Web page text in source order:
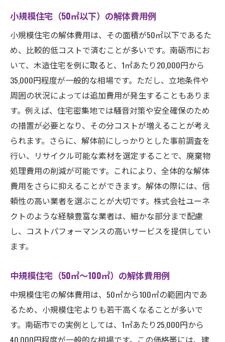
小規模住宅（50㎡以下）の解体費用例
小規模住宅の解体費用は、その面積が50㎡以下であるた
め、比較的低コストで済むことが多いです。南砺市にお
いて、木造住宅を例に取ると、1㎡あたり20,000円から
35,000円程度が一般的な相場です。ただし、立地条件や
周囲の状況によっては追加費用が発生することもありま
す。例えば、住宅密集地では騒音対策や安全確保のため
の措置が必要となり、その分コストが増えることが考え
られます。さらに、解体前にしっかりとした事前調査を
行い、リサイクル可能な素材を選定することで、廃棄物
処理費用の削減が可能です。これにより、全体的な解体
費用をさらに抑えることができます。解体の際には、信
頼性の高い業者を選ぶことが大切です。株式会社ユーネ
クトのような経験豊富な業者は、細かな部分まで配慮
し、コストパフォーマンスの高いサービスを提供してい
ます。
中規模住宅（50㎡〜100㎡）の解体費用例
中規模住宅の解体費用は、50㎡から100㎡の範囲内であ
るため、小規模住宅よりも若干高くなることが多いで
す。南砺市での実例としては、1㎡あたり25,000円から
40,000円程度が一般的な相場です。この価格帯には、建